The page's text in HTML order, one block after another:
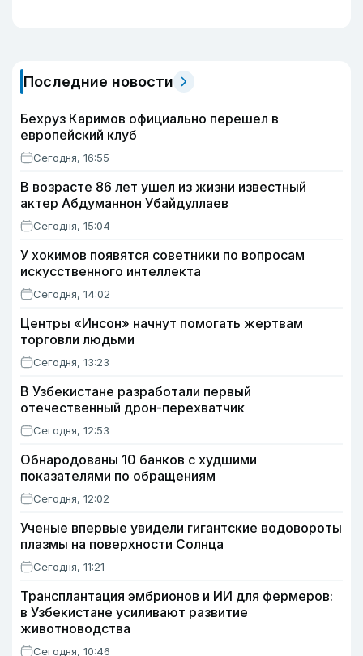
Последние новости
Бехруз Каримов официально перешел в
европейский клуб
Сегодня, 16:55
В возрасте 86 лет ушел из жизни известный
актер Абдуманнон Убайдуллаев
Сегодня, 15:04
У хокимов появятся советники по вопросам
искусственного интеллекта
Сегодня, 14:02
Центры «Инсон» начнут помогать жертвам
торговли людьми
Сегодня, 13:23
В Узбекистане разработали первый
отечественный дрон-перехватчик
Сегодня, 12:53
Обнародованы 10 банков с худшими
показателями по обращениям
Сегодня, 12:02
Ученые впервые увидели гигантские водовороты
плазмы на поверхности Солнца
Сегодня, 11:21
Трансплантация эмбрионов и ИИ для фермеров:
в Узбекистане усиливают развитие
животноводства
Сегодня, 10:46